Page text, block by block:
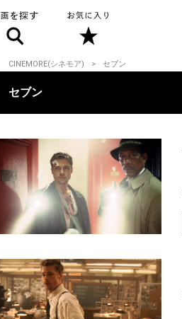
CINEMORE(シネモア) セブン
セブン